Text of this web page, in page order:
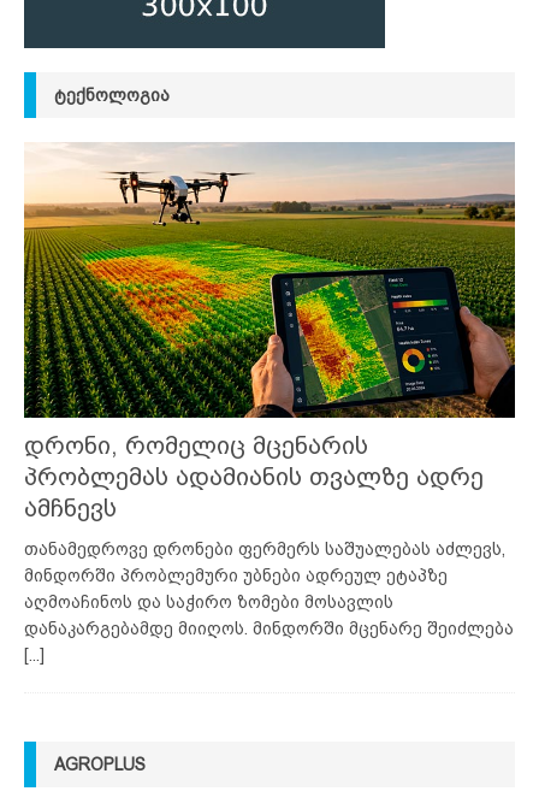
ᲢᲔᲥᲜᲝᲚᲝᲒᲘᲐ
დრონი, რომელიც მცენარის
პრობლემას ადამიანის თვალზე ადრე
ამჩნევს
თანამედროვე დრონები ფერმერს საშუალებას აძლევს,
მინდორში პრობლემური უბნები ადრეულ ეტაპზე
აღმოაჩინოს და საჭირო ზომები მოსავლის
დანაკარგებამდე მიიღოს. მინდორში მცენარე შეიძლება
[...]
AGROPLUS